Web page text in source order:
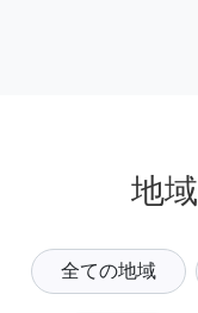
地
全ての地域